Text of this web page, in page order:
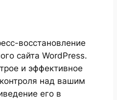
восстановление
сайта WordPress.
и эффективное
над вашим
его в